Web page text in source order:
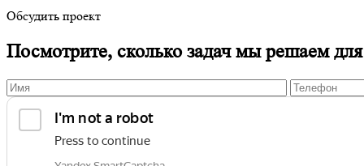
Обсудить проект
Посмотрите, сколько задач мы решаем